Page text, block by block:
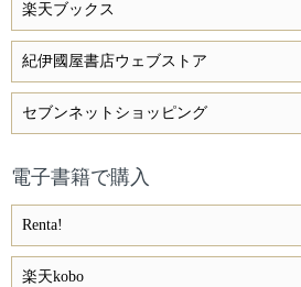
楽天ブックス
紀伊國屋書店ウェブストア
セブンネットショッピング
電子書籍で購入
Renta!
楽天kobo